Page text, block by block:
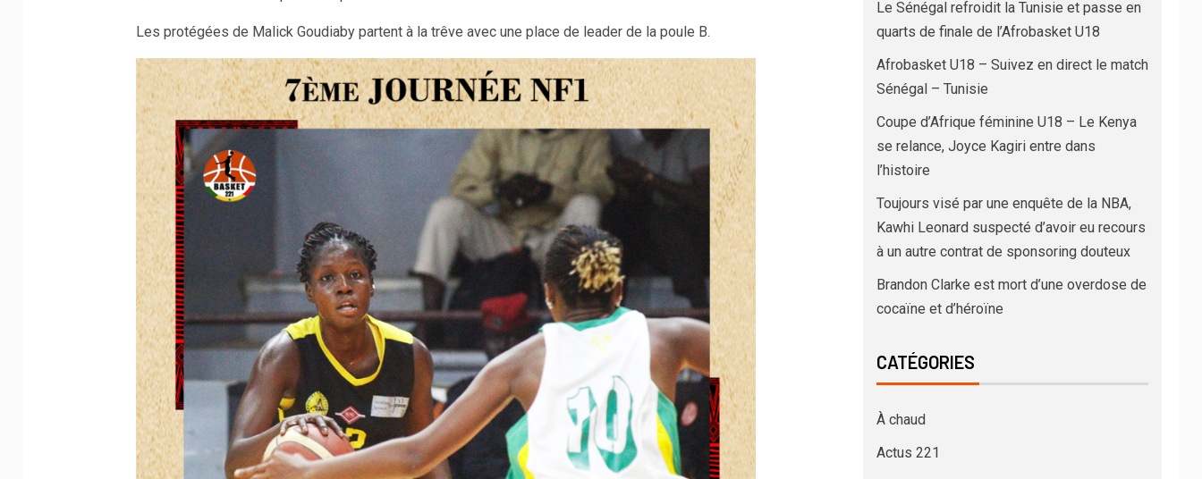
Les protégées de Malick Goudiaby partent à la trêve avec une place de leader de la poule B.
Le Sénégal refroidit la Tunisie et passe en
quarts de finale de l’Afrobasket U18
Afrobasket U18 – Suivez en direct le match
Sénégal – Tunisie
Coupe d’Afrique féminine U18 – Le Kenya
se relance, Joyce Kagiri entre dans
l’histoire
Toujours visé par une enquête de la NBA,
Kawhi Leonard suspecté d’avoir eu recours
à un autre contrat de sponsoring douteux
Brandon Clarke est mort d’une overdose de
cocaïne et d’héroïne
CATÉGORIES
À chaud
Actus 221